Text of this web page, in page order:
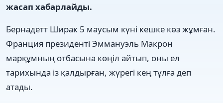
жасап хабарлайды.
Бернадетт Ширак 5 маусым күні кешке көз жұмған.
Франция президенті Эммануэль Макрон
марқұмның отбасына көңіл айтып, оны ел
тарихында із қалдырған, жүрегі кең тұлға деп
атады.